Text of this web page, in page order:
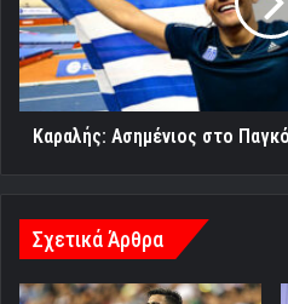
με
Πανελλήνιο
ρεκόρ!
Καραλής: Ασημένιος στο
Σχετικά Άρθρα